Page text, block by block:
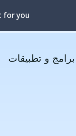
برامج و تطبيقات
you?